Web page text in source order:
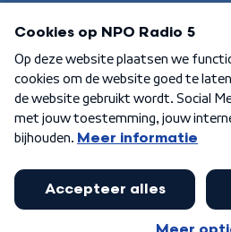
Aanmelden
Algemene voorwaarden